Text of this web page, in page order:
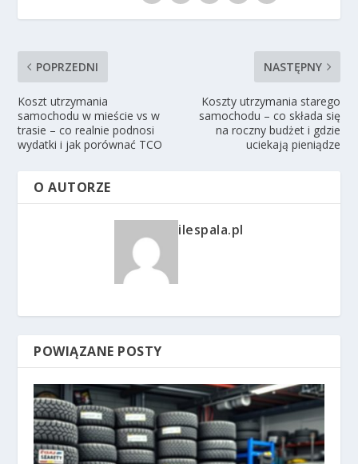
POPRZEDNI
Koszt utrzymania
samochodu w mieście vs w
trasie – co realnie podnosi
wydatki i jak porównać TCO
NASTĘPNY
Koszty utrzymania starego
samochodu – co składa się
na roczny budżet i gdzie
uciekają pieniądze
O AUTORZE
ilespala.pl
POWIĄZANE POSTY